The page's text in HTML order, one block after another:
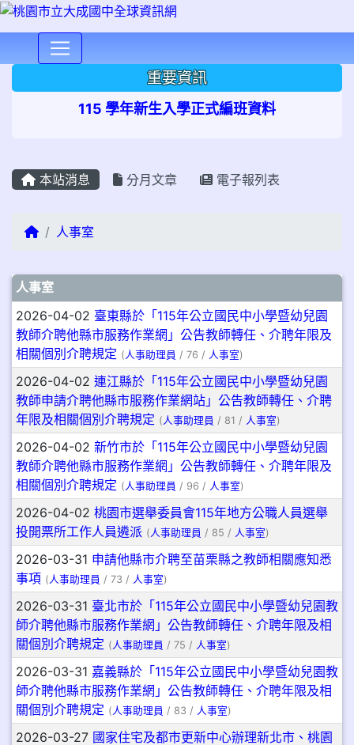
重要資訊
115 學年新生入學正式編班資料
本站消息 分月文章 電子報列表
回首頁人事室
文章列表
人事室
2026-04-02 臺東縣於「115年公立國民中小學暨幼兒園
教師介聘他縣市服務作業網」公告教師轉任、介聘年限及
相關個別介聘規定 ( 人事助理員 / 76 / 人事室)
2026-04-02 連江縣於「115年公立國民中小學暨幼兒園
教師申請介聘他縣市服務作業網站」公告教師轉任、介聘
年限及相關個別介聘規定 ( 人事助理員 / 81 / 人事室)
2026-04-02 新竹市於「115年公立國民中小學暨幼兒園
教師介聘他縣市服務作業網」公告教師轉任、介聘年限及
相關個別介聘規定 ( 人事助理員 / 96 / 人事室)
2026-04-02 桃園市選舉委員會115年地方公職人員選舉
投開票所工作人員遴派 ( 人事助理員 / 85 / 人事室)
2026-03-31 申請他縣市介聘至苗栗縣之教師相關應知悉
事項 ( 人事助理員 / 73 / 人事室)
2026-03-31 臺北市於「115年公立國民中小學暨幼兒園教
師介聘他縣市服務作業網」公告教師轉任、介聘年限及相
關個別介聘規定 ( 人事助理員 / 75 / 人事室)
2026-03-31 嘉義縣於「115年公立國民中小學暨幼兒園教
師介聘他縣市服務作業網」公告教師轉任、介聘年限及相
關個別介聘規定 ( 人事助理員 / 83 / 人事室)
2026-03-27 國家住宅及都市更新中心辦理新北市、桃園